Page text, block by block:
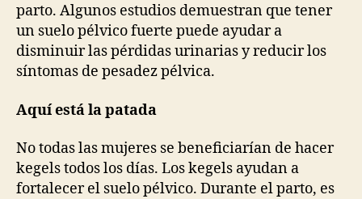
parto. Algunos estudios demuestran que tener
un suelo pélvico fuerte puede ayudar a
disminuir las pérdidas urinarias y reducir los
síntomas de pesadez pélvica.
Aquí está la patada
No todas las mujeres se beneficiarían de hacer
kegels todos los días. Los kegels ayudan a
fortalecer el suelo pélvico. Durante el parto, es